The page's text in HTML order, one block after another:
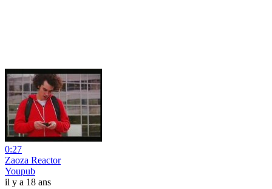
0:27
Zaoza Reactor
Youpub
il y a 18 ans